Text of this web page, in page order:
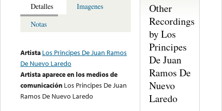
Detalles
Imagenes
Notas
Artista Los Principes De Juan Ramos
De Nuevo Laredo
Artista aparece en los medios de
comunicación Los Principes De Juan
Ramos De Nuevo Laredo
Other
Recordings
by Los
Principes
De Juan
Ramos De
Nuevo
Laredo